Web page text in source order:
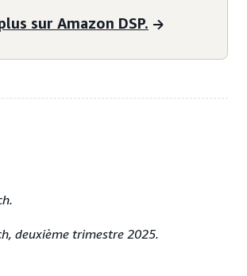
sur Amazon DSP.
deuxième trimestre 2025.